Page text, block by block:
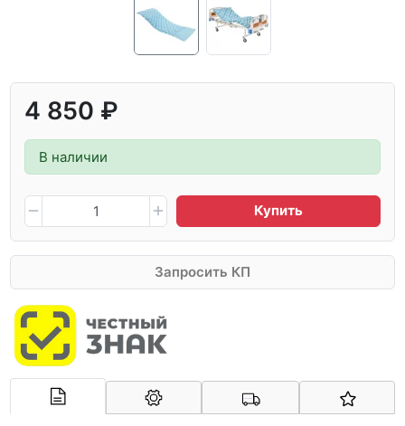
4 850 ₽
В наличии
Купить
Запросить КП
Арконт-Мед